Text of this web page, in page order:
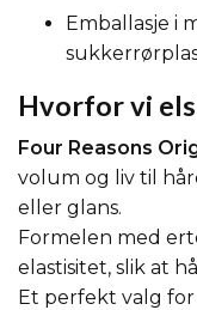
Emballasje i
Hvorfor vi
Four Reasons
volum og liv til
eller glans.
Formelen med
elastisitet, slik at
Et perfekt valg